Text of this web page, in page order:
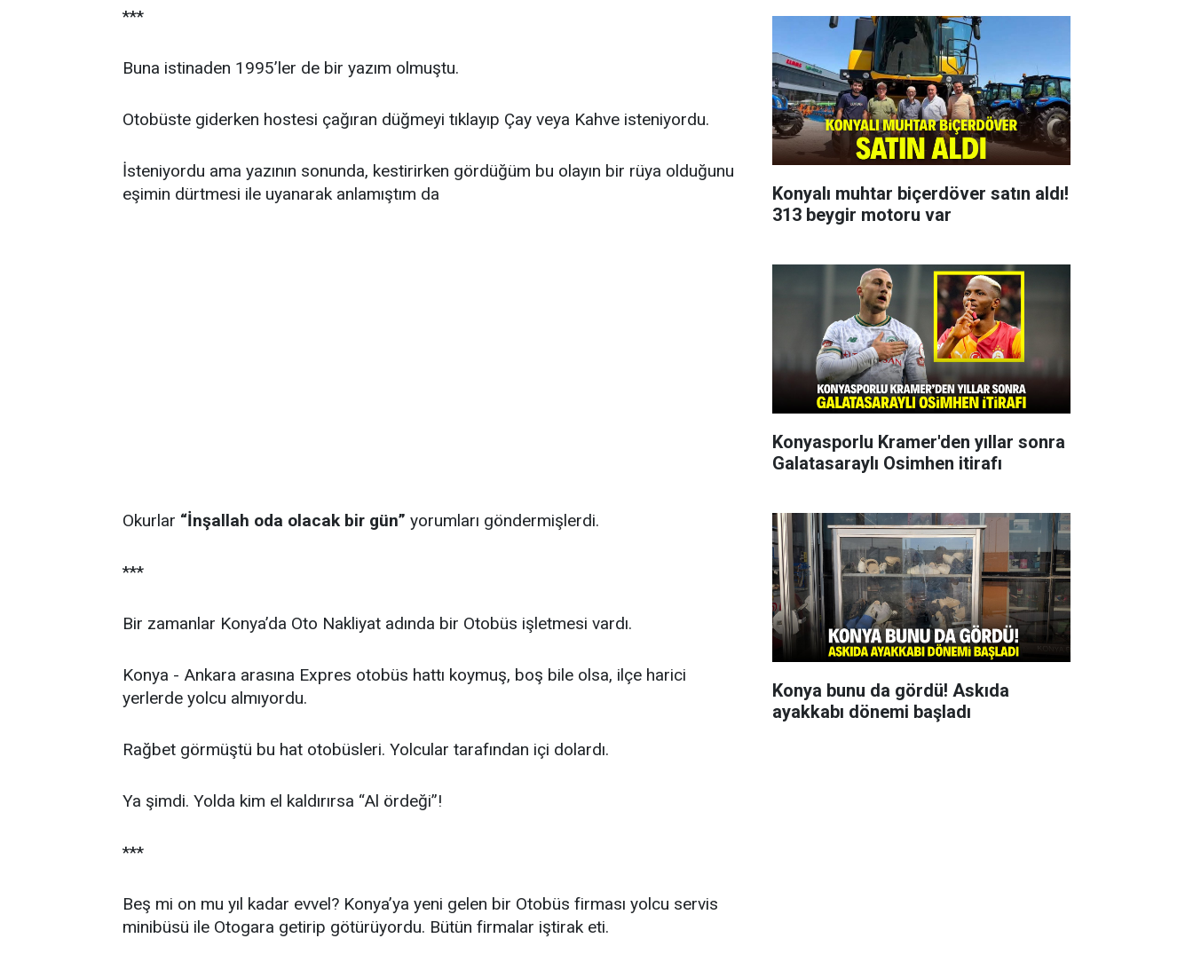
***
Buna istinaden 1995’ler de bir yazım olmuştu.
Otobüste giderken hostesi çağıran düğmeyi tıklayıp Çay veya Kahve isteniyordu.
İsteniyordu ama yazının sonunda, kestirirken gördüğüm bu olayın bir rüya olduğunu
eşimin dürtmesi ile uyanarak anlamıştım da
Okurlar “İnşallah oda olacak bir gün” yorumları göndermişlerdi.
***
Bir zamanlar Konya’da Oto Nakliyat adında bir Otobüs işletmesi vardı.
Konya - Ankara arasına Expres otobüs hattı koymuş, boş bile olsa, ilçe harici
yerlerde yolcu almıyordu.
Rağbet görmüştü bu hat otobüsleri. Yolcular tarafından içi dolardı.
Ya şimdi. Yolda kim el kaldırırsa “Al ördeği”!
***
Beş mi on mu yıl kadar evvel? Konya’ya yeni gelen bir Otobüs firması yolcu servis
minibüsü ile Otogara getirip götürüyordu. Bütün firmalar iştirak eti.
Konyalı muhtar biçerdöver satın aldı!
313 beygir motoru var
Konyasporlu Kramer'den yıllar sonra
Galatasaraylı Osimhen itirafı
Konya bunu da gördü! Askıda
ayakkabı dönemi başladı